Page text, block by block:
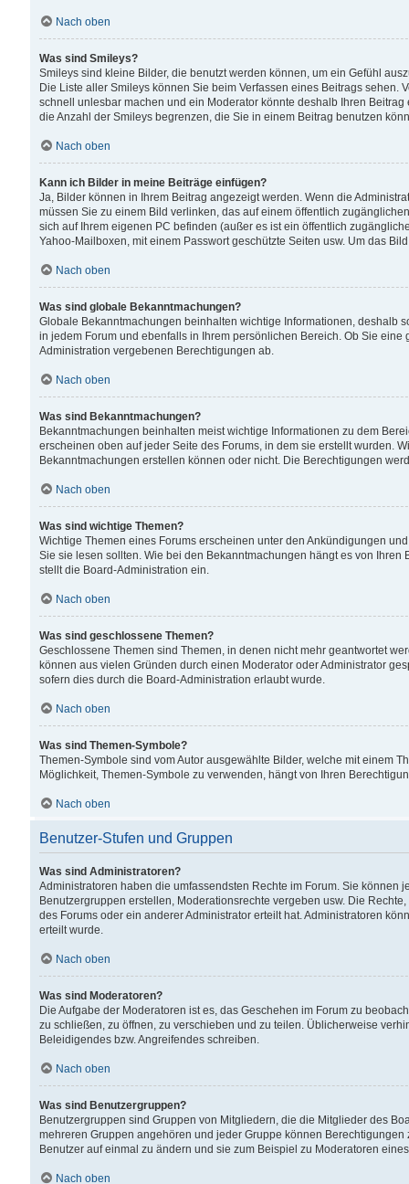
Nach oben
Was sind Smileys?
Smileys sind kleine Bilder, die benutzt werden können, um ein Gefühl
Die Liste aller Smileys können Sie beim Verfassen eines Beitrags
schnell unlesbar machen und ein Moderator könnte deshalb Ihren
die Anzahl der Smileys begrenzen, die Sie in einem Beitrag benutzen
Nach oben
Kann ich Bilder in meine Beiträge einfügen?
Ja, Bilder können in Ihrem Beitrag angezeigt werden. Wenn die
müssen Sie zu einem Bild verlinken, das auf einem öffentlich
sich auf Ihrem eigenen PC befinden (außer es ist ein öffentlich
Yahoo-Mailboxen, mit einem Passwort geschützte Seiten usw. Um das
Nach oben
Was sind globale Bekanntmachungen?
Globale Bekanntmachungen beinhalten wichtige Informationen, deshalb
in jedem Forum und ebenfalls in Ihrem persönlichen Bereich. Ob Sie
Administration vergebenen Berechtigungen ab.
Nach oben
Was sind Bekanntmachungen?
Bekanntmachungen beinhalten meist wichtige Informationen zu dem
erscheinen oben auf jeder Seite des Forums, in dem sie erstellt wurden.
Bekanntmachungen erstellen können oder nicht. Die Berechtigungen
Nach oben
Was sind wichtige Themen?
Wichtige Themen eines Forums erscheinen unter den Ankündigungen
Sie sie lesen sollten. Wie bei den Bekanntmachungen hängt es von
stellt die Board-Administration ein.
Nach oben
Was sind geschlossene Themen?
Geschlossene Themen sind Themen, in denen nicht mehr geantwortet
können aus vielen Gründen durch einen Moderator oder Administrator
sofern dies durch die Board-Administration erlaubt wurde.
Nach oben
Was sind Themen-Symbole?
Themen-Symbole sind vom Autor ausgewählte Bilder, welche mit einem
Möglichkeit, Themen-Symbole zu verwenden, hängt von Ihren
Nach oben
Benutzer-Stufen und Gruppen
Was sind Administratoren?
Administratoren haben die umfassendsten Rechte im Forum. Sie können
Benutzergruppen erstellen, Moderationsrechte vergeben usw. Die
des Forums oder ein anderer Administrator erteilt hat. Administratoren
erteilt wurde.
Nach oben
Was sind Moderatoren?
Die Aufgabe der Moderatoren ist es, das Geschehen im Forum zu
zu schließen, zu öffnen, zu verschieben und zu teilen. Üblicherweise
Beleidigendes bzw. Angreifendes schreiben.
Nach oben
Was sind Benutzergruppen?
Benutzergruppen sind Gruppen von Mitgliedern, die die Mitglieder des
mehreren Gruppen angehören und jeder Gruppe können
Benutzer auf einmal zu ändern und sie zum Beispiel zu Moderatoren
Nach oben